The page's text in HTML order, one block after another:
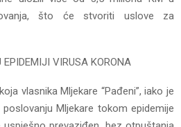
što će stvoriti uslove za
VIRUSA KORONA
vlasnika Mljekare “Pađeni”, iako je
Mljekare tokom epidemije